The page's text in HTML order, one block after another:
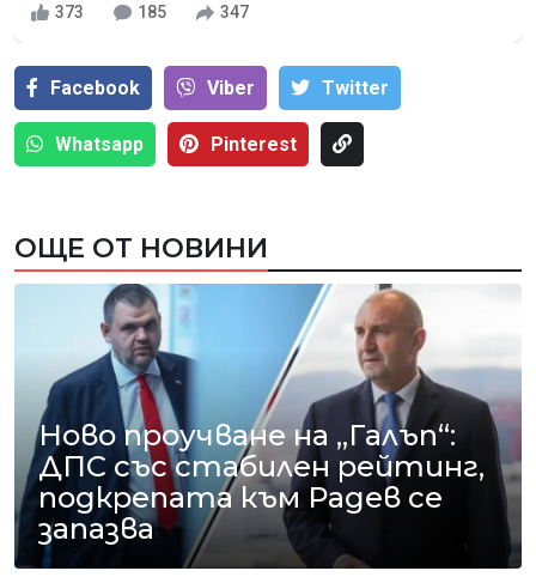
373 185 347
Facebook Viber Тwitter
Whatsapp Pinterest
ОЩЕ ОТ НОВИНИ
Ново проучване на „Галъп“:
ДПС със стабилен рейтинг,
подкрепата към Радев се
запазва